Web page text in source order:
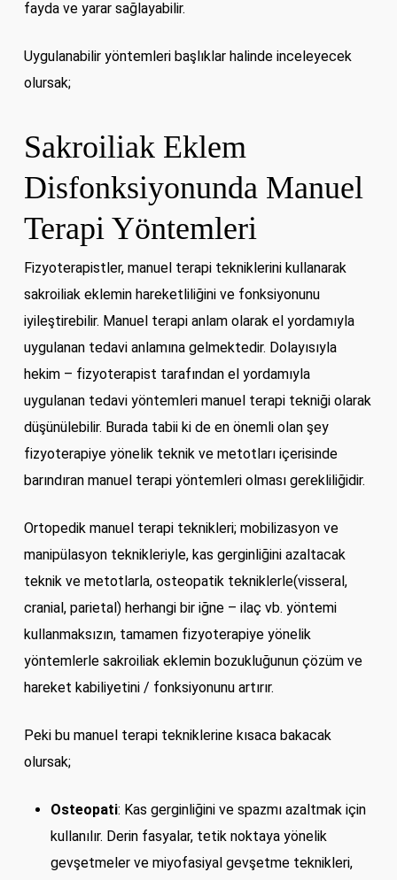
fayda ve yarar sağlayabilir.
Uygulanabilir yöntemleri başlıklar halinde inceleyecek
olursak;
Sakroiliak Eklem
Disfonksiyonunda Manuel
Terapi Yöntemleri
Fizyoterapistler, manuel terapi tekniklerini kullanarak
sakroiliak eklemin hareketliliğini ve fonksiyonunu
iyileştirebilir. Manuel terapi anlam olarak el yordamıyla
uygulanan tedavi anlamına gelmektedir. Dolayısıyla
hekim – fizyoterapist tarafından el yordamıyla
uygulanan tedavi yöntemleri manuel terapi tekniği olarak
düşünülebilir. Burada tabii ki de en önemli olan şey
fizyoterapiye yönelik teknik ve metotları içerisinde
barındıran manuel terapi yöntemleri olması gerekliliğidir.
Ortopedik manuel terapi teknikleri; mobilizasyon ve
manipülasyon teknikleriyle, kas gerginliğini azaltacak
teknik ve metotlarla, osteopatik tekniklerle(visseral,
cranial, parietal) herhangi bir iğne – ilaç vb. yöntemi
kullanmaksızın, tamamen fizyoterapiye yönelik
yöntemlerle sakroiliak eklemin bozukluğunun çözüm ve
hareket kabiliyetini / fonksiyonunu artırır.
Peki bu manuel terapi tekniklerine kısaca bakacak
olursak;
Osteopati: Kas gerginliğini ve spazmı azaltmak için
kullanılır. Derin fasyalar, tetik noktaya yönelik
gevşetmeler ve miyofasiyal gevşetme teknikleri,